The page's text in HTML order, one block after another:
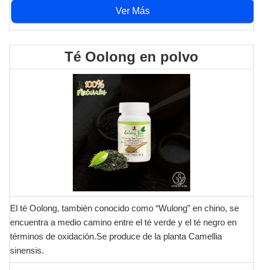
Ver Más
Té Oolong en polvo
El té Oolong, también conocido como “Wulong” en chino, se
encuentra a medio camino entre el té verde y el té negro en
términos de oxidación.Se produce de la planta Camellia
sinensis.